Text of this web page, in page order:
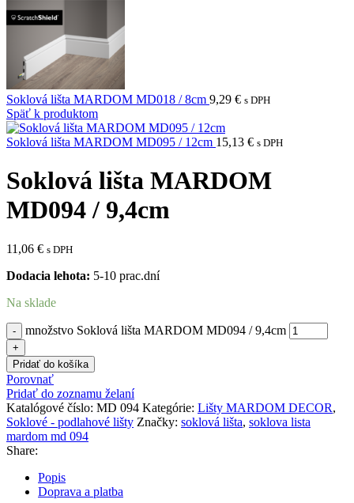
Soklová lišta MARDOM MD018 / 8cm 9,29 € s DPH
Späť k produktom
Soklová lišta MARDOM MD095 / 12cm 15,13 € s DPH
Soklová lišta MARDOM
MD094 / 9,4cm
11,06 € s DPH
Dodacia lehota: 5-10 prac.dní
Na sklade
množstvo Soklová lišta MARDOM MD094 / 9,4cm
Pridať do košíka
Porovnať
Pridať do zoznamu želaní
Katalógové číslo: MD 094 Kategórie: Lišty MARDOM DECOR,
Soklové - podlahové lišty Značky: soklová lišta, soklova lista
mardom md 094
Share:
Popis
Doprava a platba